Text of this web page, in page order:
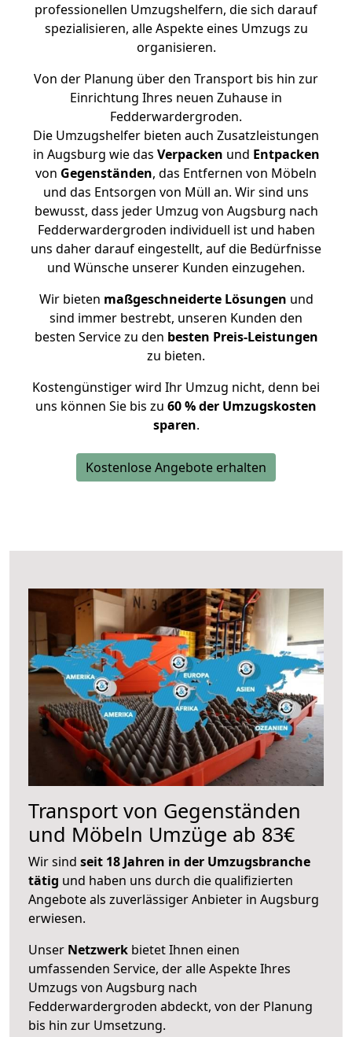
professionellen Umzugshelfern, die sich darauf
spezialisieren, alle Aspekte eines Umzugs zu
organisieren.
Von der Planung über den Transport bis hin zur
Einrichtung Ihres neuen Zuhause in
Fedderwardergroden.
Die Umzugshelfer bieten auch Zusatzleistungen
in Augsburg wie das Verpacken und Entpacken
von Gegenständen, das Entfernen von Möbeln
und das Entsorgen von Müll an. Wir sind uns
bewusst, dass jeder Umzug von Augsburg nach
Fedderwardergroden individuell ist und haben
uns daher darauf eingestellt, auf die Bedürfnisse
und Wünsche unserer Kunden einzugehen.
Wir bieten maßgeschneiderte Lösungen und
sind immer bestrebt, unseren Kunden den
besten Service zu den besten Preis-Leistungen
zu bieten.
Kostengünstiger wird Ihr Umzug nicht, denn bei
uns können Sie bis zu 60 % der Umzugskosten
sparen.
Kostenlose Angebote erhalten
Transport von Gegenständen
und Möbeln Umzüge ab 83€
Wir sind seit 18 Jahren in der Umzugsbranche
tätig und haben uns durch die qualifizierten
Angebote als zuverlässiger Anbieter in Augsburg
erwiesen.
Unser Netzwerk bietet Ihnen einen
umfassenden Service, der alle Aspekte Ihres
Umzugs von Augsburg nach
Fedderwardergroden abdeckt, von der Planung
bis hin zur Umsetzung.